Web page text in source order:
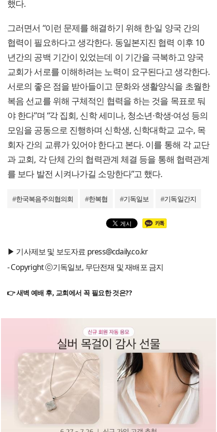
했다.
그러면서 “이런 문제를 해결하기 위해 한·일 양국 간의
협력이 필요하다고 생각한다. 동일본지진 협력 이후 10
년간의 공백 기간이 있었는데 이 기간을 극복하고 양국
교회가 서로를 이해하려는 노력이 요구된다고 생각한다.
서로의 좋은 점을 받아들이고 문화와 생활양식을 초월한
복음 선교를 위해 구체적인 협력을 하는 것을 목표로 둬
야 한다”며 “각 집회, 신학 세미나, 청소년·학생·여성 등의
모임을 공동으로 진행하며 신학생, 신학대학교 교수, 목
회자 간의 교류가 있어야 한다고 본다. 이를 통해 각 교단
과 교회, 각 단체 간의 협력관계 체결 등을 통해 협력관계
를 보다 발전 시켜나가길 소망한다”고 했다.
#한국복음주의협의회 #한복협 #기독일보 #기독일간지
▶ 기사제보 및 보도자료 press@cdaily.co.kr
- Copyright ⓒ기독일보, 무단전재 및 재배포 금지
👉 새벽 예배 후, 교회에서 꼭 필요한 것은??